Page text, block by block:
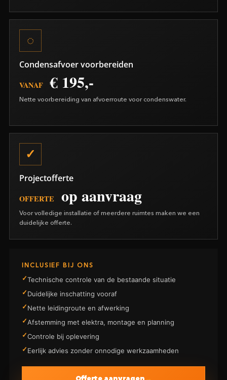
Condensafvoer voorbereiden
VANAF € 195,-
Nette voorbereiding van afvoerroute voor condenswater.
Projectofferte
OFFERTE op aanvraag
Voor volledige installatie of meerdere ruimtes maken we een
duidelijke offerte.
INCLUSIEF BIJ ONS
Technische controle van de bestaande situatie
Duidelijke inschatting vooraf
Nette leidingroute en afwerking
Afstemming met elektra, montage en planning
Controle bij oplevering
Eerlijk advies zonder onnodige werkzaamheden